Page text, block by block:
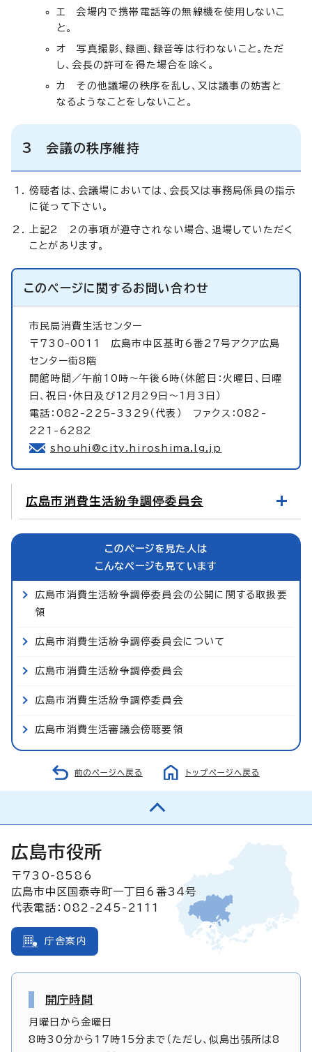
エ 会場内で携帯電話等の無線機を使用しないこ
と。
オ 写真撮影、録画、録音等は行わないこと。ただ
し、会長の許可を得た場合を除く。
カ その他議場の秩序を乱し、又は議事の妨害と
なるようなことをしないこと。
3 会議の秩序維持
傍聴者は、会議場においては、会長又は事務局係員の指示
に従って下さい。
上記2 2の事項が遵守されない場合、退場していただく
ことがあります。
このページに関するお問い合わせ
市民局消費生活センター
〒730-0011 広島市中区基町6番27号アクア広島
センター街8階
開館時間／午前10時～午後6時（休館日：火曜日、日曜
日、祝日・休日及び12月29日～1月3日）
電話：082-225-3329（代表） ファクス：082-
221-6282
shouhi@city.hiroshima.lg.jp
広島市消費生活紛争調停委員会
このページを見た人は
こんなページも見ています
広島市消費生活紛争調停委員会の公開に関する取扱要
領
広島市消費生活紛争調停委員会について
広島市消費生活紛争調停委員会
広島市消費生活紛争調停委員会
広島市消費生活審議会傍聴要領
前のページへ戻る トップページへ戻る
広島市役所
〒730-8586
広島市中区国泰寺町一丁目6番34号
代表電話：082-245-2111
庁舎案内
開庁時間
月曜日から金曜日
8時30分から17時15分まで（ただし、似島出張所は8